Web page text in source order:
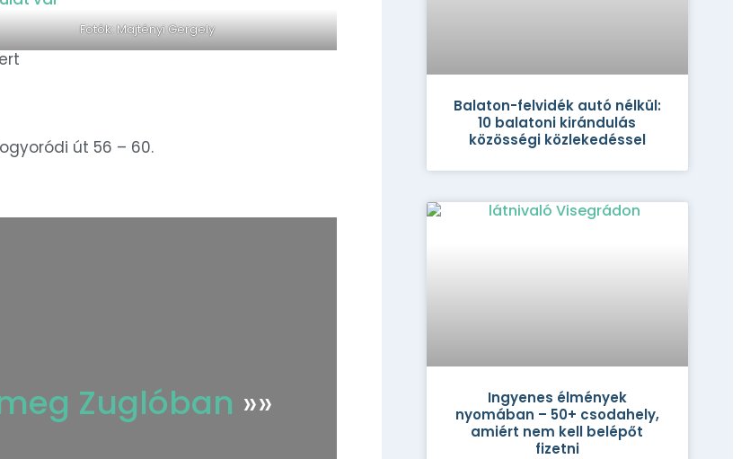
Fotók: Majtényi Gergely
út 56 – 60.
Zuglóban »»
Balaton-felvidék autó nélkül:
10 balatoni kirándulás
közösségi közlekedéssel
Ingyenes élmények
nyomában – 50+ csodahely,
amiért nem kell belépőt
fizetni